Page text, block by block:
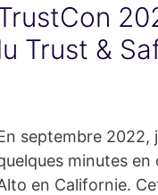
Trust &
septembre 2022,
minutes
en Californie.